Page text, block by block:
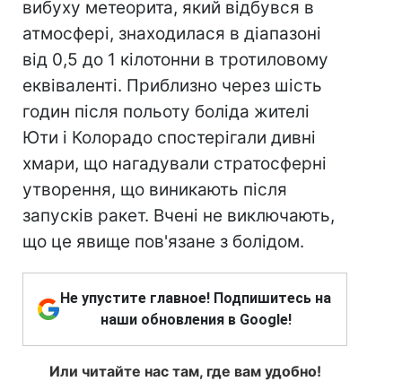
вибуху метеорита, який відбувся в
атмосфері, знаходилася в діапазоні
від 0,5 до 1 кілотонни в тротиловому
еквіваленті. Приблизно через шість
годин після польоту боліда жителі
Юти і Колорадо спостерігали дивні
хмари, що нагадували стратосферні
утворення, що виникають після
запусків ракет. Вчені не виключають,
що це явище пов'язане з болідом.
Не упустите главное! Подпишитесь на
наши обновления в Google!
Или читайте нас там, где вам удобно!